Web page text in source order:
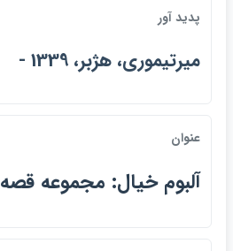
پديد آور
ميرتيموري، هژبر، 1339 -
عنوان
آلبوم خيال: مجموعه قصه